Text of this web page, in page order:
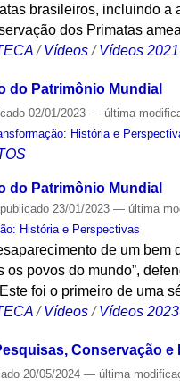
brasileiros, incluindo
dos Primatas
/Vídeos /Vídeos 2021
do Patrimônio Mundial
02/01/2023— última
História e
do Patrimônio Mundial
publicado 23/01/2023— última
História e Perspectivas
de um
os povos do mundo”,
foi o primeiro de uma
/Vídeos /Vídeos 2023
Conservação e
20/05/2024— última